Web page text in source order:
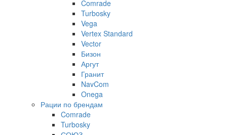
Comrade
Turbosky
Vega
Vertex Standard
Vector
Бизон
Аргут
Гранит
NavCom
Onega
Рации по брендам
Comrade
Turbosky